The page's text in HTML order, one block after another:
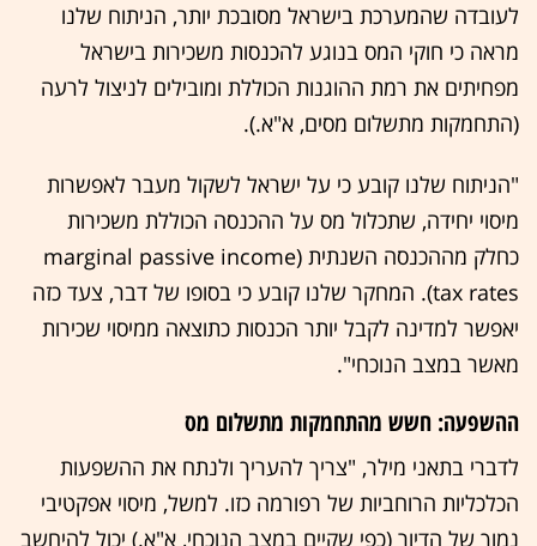
לעובדה שהמערכת בישראל מסובכת יותר, הניתוח שלנו
מראה כי חוקי המס בנוגע להכנסות משכירות בישראל
מפחיתים את רמת ההוגנות הכוללת ומובילים לניצול לרעה
(התחמקות מתשלום מסים, א"א.).
"הניתוח שלנו קובע כי על ישראל לשקול מעבר לאפשרות
מיסוי יחידה, שתכלול מס על ההכנסה הכוללת משכירות
כחלק מההכנסה השנתית (marginal passive income
tax rates). המחקר שלנו קובע כי בסופו של דבר, צעד כזה
יאפשר למדינה לקבל יותר הכנסות כתוצאה ממיסוי שכירות
מאשר במצב הנוכחי".
ההשפעה: חשש מהתחמקות מתשלום מס
לדברי בתאני מילר, "צריך להעריך ולנתח את ההשפעות
הכלכליות הרוחביות של רפורמה כזו. למשל, מיסוי אפקטיבי
נמוך של הדיור (כפי שקיים במצב הנוכחי, א"א.) יכול להיחשב